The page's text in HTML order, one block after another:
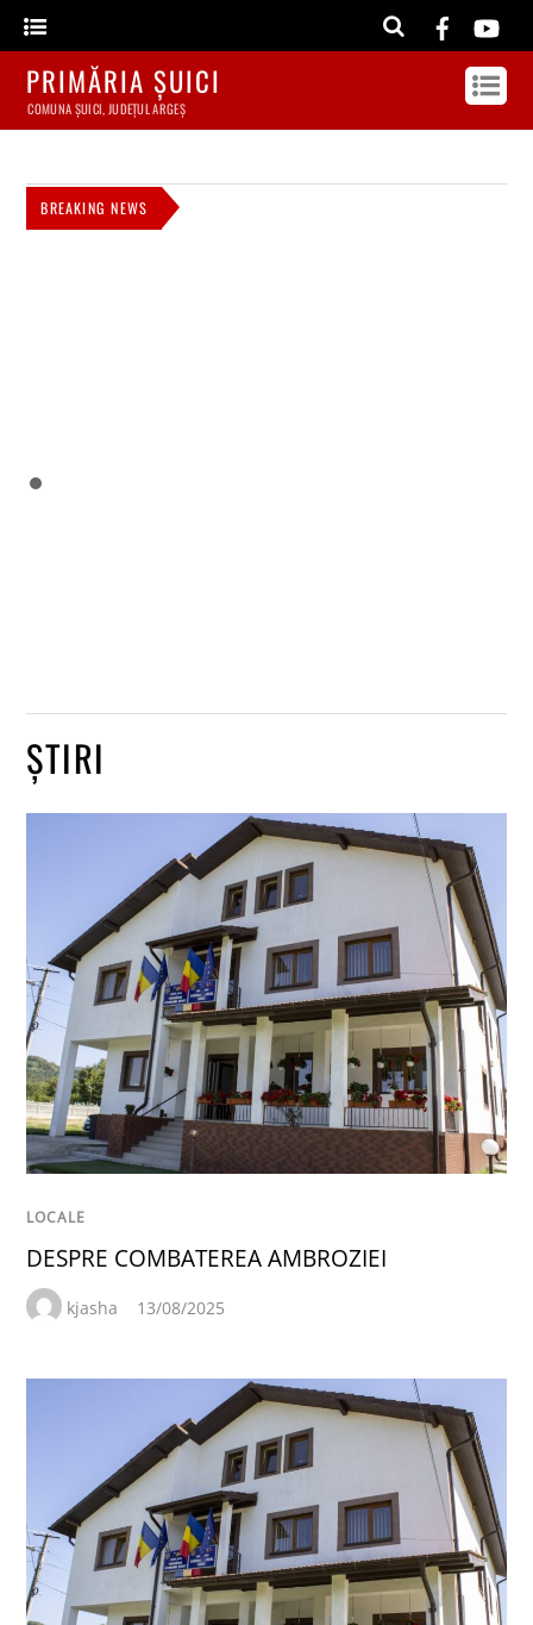
PRIMĂRIA ȘUICI
COMUNA ȘUICI, JUDEȚUL ARGEȘ
BREAKING NEWS
ȘTIRI
LOCALE
DESPRE COMBATEREA AMBROZIEI
kjasha 13/08/2025